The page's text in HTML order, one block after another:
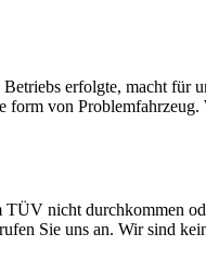
erfolgte, macht für
von
nicht durchkommen
Sie uns an. Wir sind